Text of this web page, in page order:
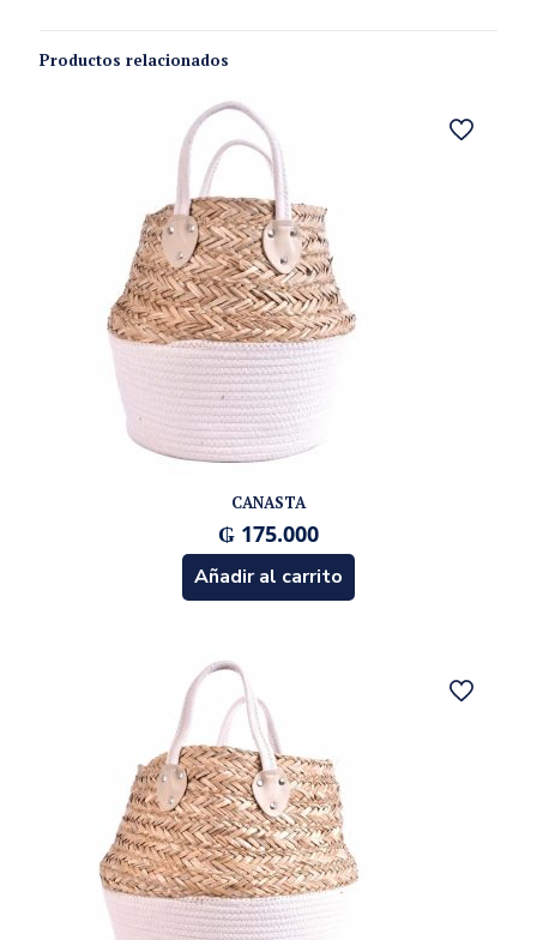
Productos relacionados
CANASTA
₲ 175.000
Añadir al carrito